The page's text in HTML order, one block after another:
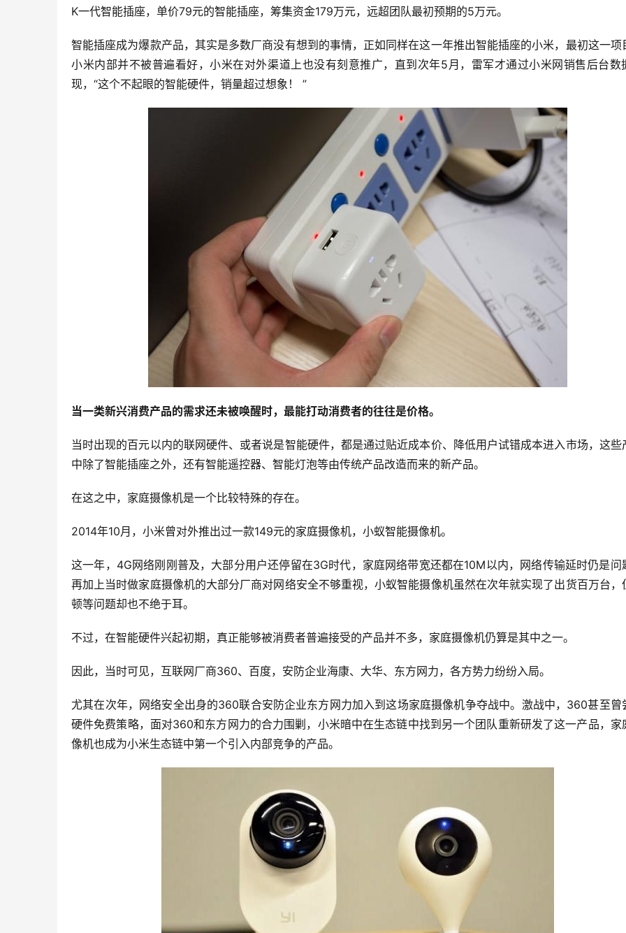
K一代智能插座，单价79元的智能插座，筹集资金179万元，远超团队最初预期的5万元。
智能插座成为爆款产品，其实是多数厂商没有想到的事情，正如同样在这一年推出智能插座的小米，最初这一项
小米内部并不被普遍看好，小米在对外渠道上也没有刻意推广，直到次年5月，雷军才通过小米网销售后台数
现，“这个不起眼的智能硬件，销量超过想象！ ”
当一类新兴消费产品的需求还未被唤醒时，最能打动消费者的往往是价格。
当时出现的百元以内的联网硬件、或者说是智能硬件，都是通过贴近成本价、降低用户试错成本进入市场，这些
中除了智能插座之外，还有智能遥控器、智能灯泡等由传统产品改造而来的新产品。
在这之中，家庭摄像机是一个比较特殊的存在。
2014年10月，小米曾对外推出过一款149元的家庭摄像机，小蚁智能摄像机。
这一年，4G网络刚刚普及，大部分用户还停留在3G时代，家庭网络带宽还都在10M以内，网络传输延时仍是问
再加上当时做家庭摄像机的大部分厂商对网络安全不够重视，小蚁智能摄像机虽然在次年就实现了出货百万台，
顿等问题却也不绝于耳。
不过，在智能硬件兴起初期，真正能够被消费者普遍接受的产品并不多，家庭摄像机仍算是其中之一。
因此，当时可见，互联网厂商360、百度，安防企业海康、大华、东方网力，各方势力纷纷入局。
尤其在次年，网络安全出身的360联合安防企业东方网力加入到这场家庭摄像机争夺战中。激战中，360甚至曾
硬件免费策略，面对360和东方网力的合力围剿，小米暗中在生态链中找到另一个团队重新研发了这一产品，家
像机也成为小米生态链中第一个引入内部竞争的产品。